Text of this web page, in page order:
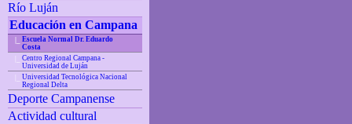
Río Luján
Educación en Campana
Escuela Normal Dr. Eduardo
Costa
Centro Regional Campana -
Universidad de Luján
Universidad Tecnológica Nacional
Regional Delta
Deporte Campanense
Actividad cultural